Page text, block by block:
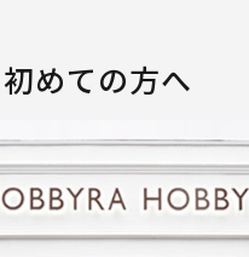
初めての方へ